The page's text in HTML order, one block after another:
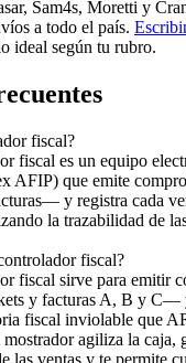
Sam4s, Moretti y
a todo el país.
ideal según tu rubro.
fiscal?
fiscal es un equipo
AFIP) que emite
y registra cada
la trazabilidad de
fiscal?
fiscal sirve para emitir
y facturas A, B y C—
fiscal inviolable que
agiliza la caja,
las ventas y te permite